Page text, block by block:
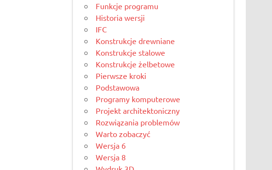
Funkcje programu
Historia wersji
IFC
Konstrukcje drewniane
Konstrukcje stalowe
Konstrukcje żelbetowe
Pierwsze kroki
Podstawowa
Programy komputerowe
Projekt architektoniczny
Rozwiązania problemów
Warto zobaczyć
Wersja 6
Wersja 8